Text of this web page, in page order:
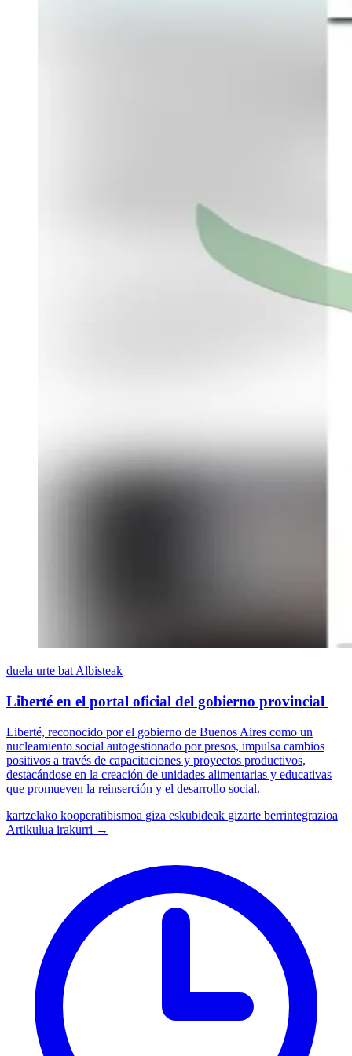
duela urte bat Albisteak
Liberté en el portal oficial del gobierno provincial
Liberté, reconocido por el gobierno de Buenos Aires como un
nucleamiento social autogestionado por presos, impulsa cambios
positivos a través de capacitaciones y proyectos productivos,
destacándose en la creación de unidades alimentarias y educativas
que promueven la reinserción y el desarrollo social.
kartzelako kooperatibismoa giza eskubideak gizarte berrintegrazioa
Artikulua irakurri →